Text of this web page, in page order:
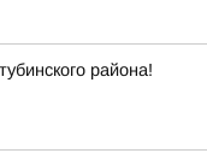
района!